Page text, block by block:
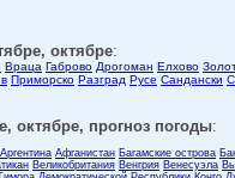
октябре:
Враца Габрово Дрогоман Елхово
Приморско Разград Русе Сандански
октябре, прогноз погоды:
Аргентина Афганистан Багамские острова
Великобритания Венгрия Венесуэла